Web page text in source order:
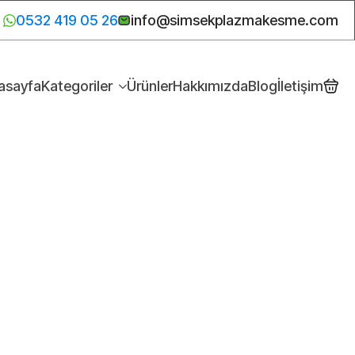
0532 419 05 26 info@simsekplazmakesme.com
Kategoriler ÜrünlerHakkımızdaBlogİletişim